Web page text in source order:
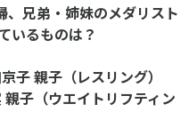
、兄弟・姉妹のメダリスト
いるものは？
子 親子（レスリング）
子（ウエイトリフティン